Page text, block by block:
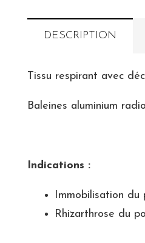
DESCRIPTION
Tissu respirant avec
Baleines aluminium
Indications :
Immobilisation
Rhizarthrose du